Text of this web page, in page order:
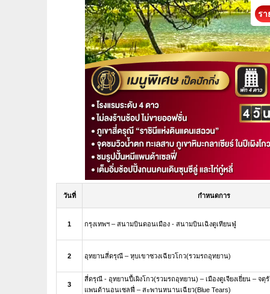
รา
วันที่ กำหนดการ
1 กรุงเทพฯ – สนามบินดอนเมือง - สนามบินเฉิงตูเทียนฟู่
2 อุทยานสี่ดรุณี – หุบเขาซวงเฉียวโกว(รวมรถอุทยาน)
3
สี่ดรุณี - อุทยานปี้เผิงโกว(รวมรถอุทยาน) – เมืองตูเจียงเยี่ยน – จตุ
แพนด้านอนเซลฟี่ – สะพานหนานเฉียว(Blue Tears)